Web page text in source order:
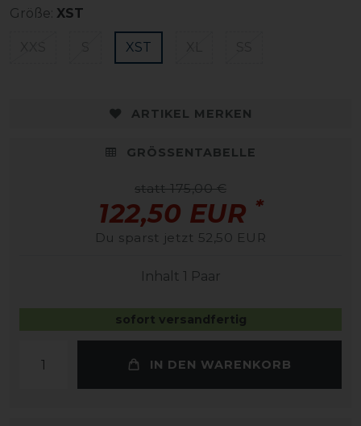
Größe: XST
XST
ARTIKEL MERKEN
GRÖSSENTABELLE
statt 175,00 €
122,50 EUR *
Du sparst jetzt 52,50 EUR
Inhalt 1 Paar
sofort versandfertig
IN DEN WARENKORB